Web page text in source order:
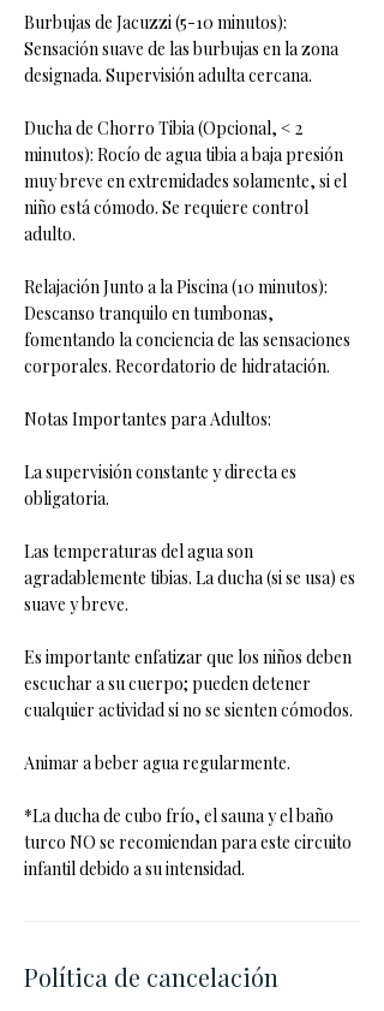
Burbujas de Jacuzzi (5-10 minutos):
Sensación suave de las burbujas en la zona
designada. Supervisión adulta cercana.
Ducha de Chorro Tibia (Opcional, < 2
minutos): Rocío de agua tibia a baja presión
muy breve en extremidades solamente, si el
niño está cómodo. Se requiere control
adulto.
Relajación Junto a la Piscina (10 minutos):
Descanso tranquilo en tumbonas,
fomentando la conciencia de las sensaciones
corporales. Recordatorio de hidratación.
Notas Importantes para Adultos:
La supervisión constante y directa es
obligatoria.
Las temperaturas del agua son
agradablemente tibias. La ducha (si se usa) es
suave y breve.
Es importante enfatizar que los niños deben
escuchar a su cuerpo; pueden detener
cualquier actividad si no se sienten cómodos.
Animar a beber agua regularmente.
*La ducha de cubo frío, el sauna y el baño
turco NO se recomiendan para este circuito
infantil debido a su intensidad.
Política de cancelación